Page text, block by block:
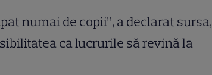
numai de copii”, a declarat sursa,
ca lucrurile să revină la